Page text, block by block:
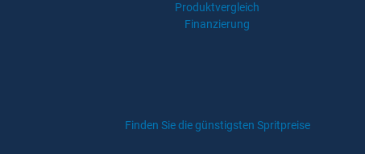
Produktvergleich
Finanzierung
Finden Sie die günstigsten Spritpreise